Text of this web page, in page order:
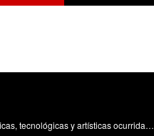
Divulgación de las actividades científicas, tecnológicas y artísticas ocurridas en los tres campus de la UPV